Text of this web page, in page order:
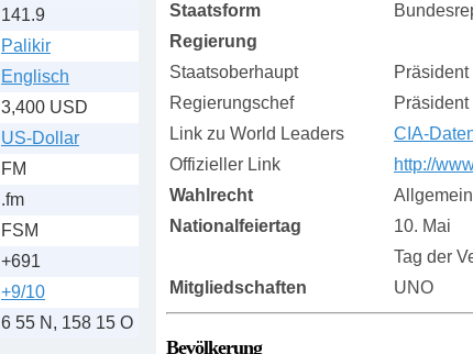
141.9
Palikir
Englisch
3,400 USD
US-Dollar
FM
.fm
FSM
+691
+9/10
6 55 N, 158 15 O
Staatsform
Regierung
Staatsoberhaupt
Präsident
Regierungschef
Präsident
Link zu World Leaders
CIA-
Offizieller Link
http://
Wahlrecht
Nationalfeiertag
10. Mai
Tag der
Mitgliedschaften
UNO
Bevölkerung